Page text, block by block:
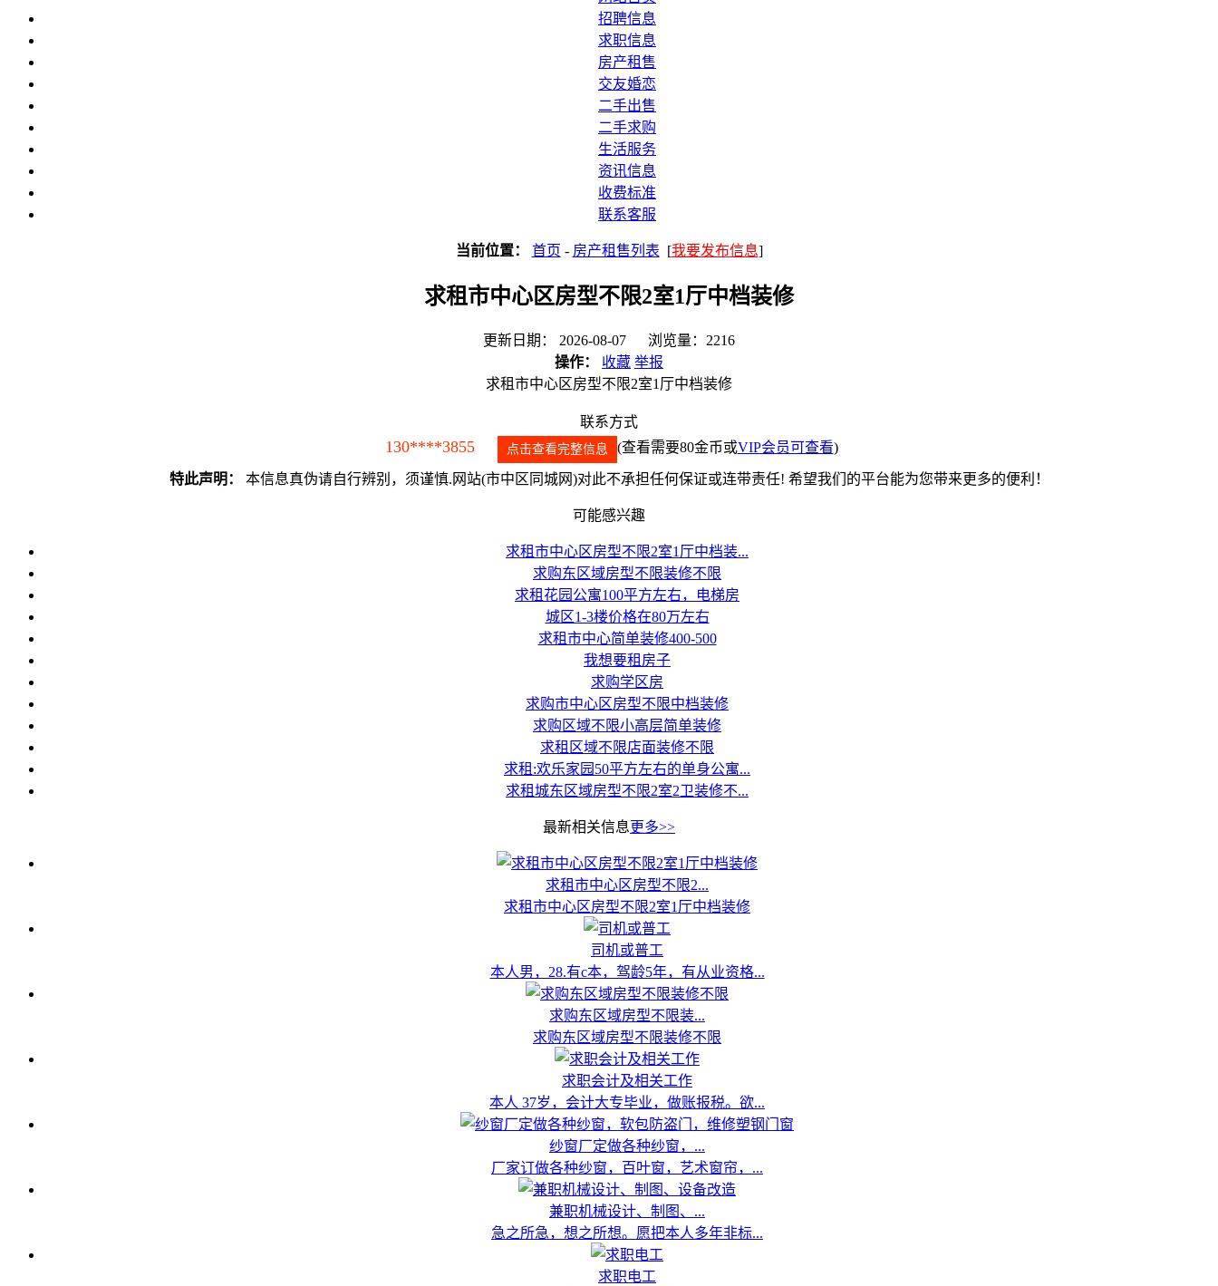
招聘信息
求职信息
房产租售
交友婚恋
二手出售
二手求购
生活服务
资讯信息
收费标准
联系客服
当前位置： 首页 - 房产租售列表 [我要发布信息]
求租市中心区房型不限2室1厅中档装修
更新日期： 2026-08-07 浏览量：2216
操作：
收藏 举报
求租市中心区房型不限2室1厅中档装修
联系方式
130****3855 点击查看完整信息 (查看需要80金币或VIP会员可查看)
特此声明： 本信息真伪请自行辨别，须谨慎.网站(市中区同城网)对此不承担任何保证或连带责任! 希望我们的平台能为您带来更多的便利！
可能感兴趣
求租市中心区房型不限2室1厅中档装...
求购东区域房型不限装修不限
求租花园公寓100平方左右，电梯房
城区1-3楼价格在80万左右
求租市中心简单装修400-500
我想要租房子
求购学区房
求购市中心区房型不限中档装修
求购区域不限小高层简单装修
求租区域不限店面装修不限
求租:欢乐家园50平方左右的单身公寓...
求租城东区域房型不限2室2卫装修不...
最新相关信息更多>>
求租市中心区房型不限2...
求租市中心区房型不限2室1厅中档装修
司机或普工
本人男，28.有c本，驾龄5年，有从业资格...
求购东区域房型不限装...
求购东区域房型不限装修不限
求职会计及相关工作
本人 37岁，会计大专毕业，做账报税。欲...
纱窗厂定做各种纱窗，...
厂家订做各种纱窗，百叶窗，艺术窗帘，...
兼职机械设计、制图、...
急之所急，想之所想。愿把本人多年非标...
求职电工